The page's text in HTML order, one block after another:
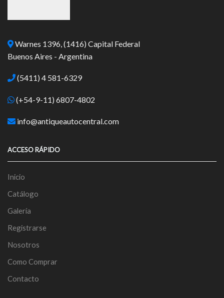
Warnes 1396, (1416) Capital Federal
Buenos Aires - Argentina
(5411) 4 581-6329
(+54-9-11) 6807-4802
info@antiqueautocentral.com
ACCESO RÁPIDO
Inicio
Catálogo
Galería
Registrarse
Nosotros
Como Comprar
Contacto